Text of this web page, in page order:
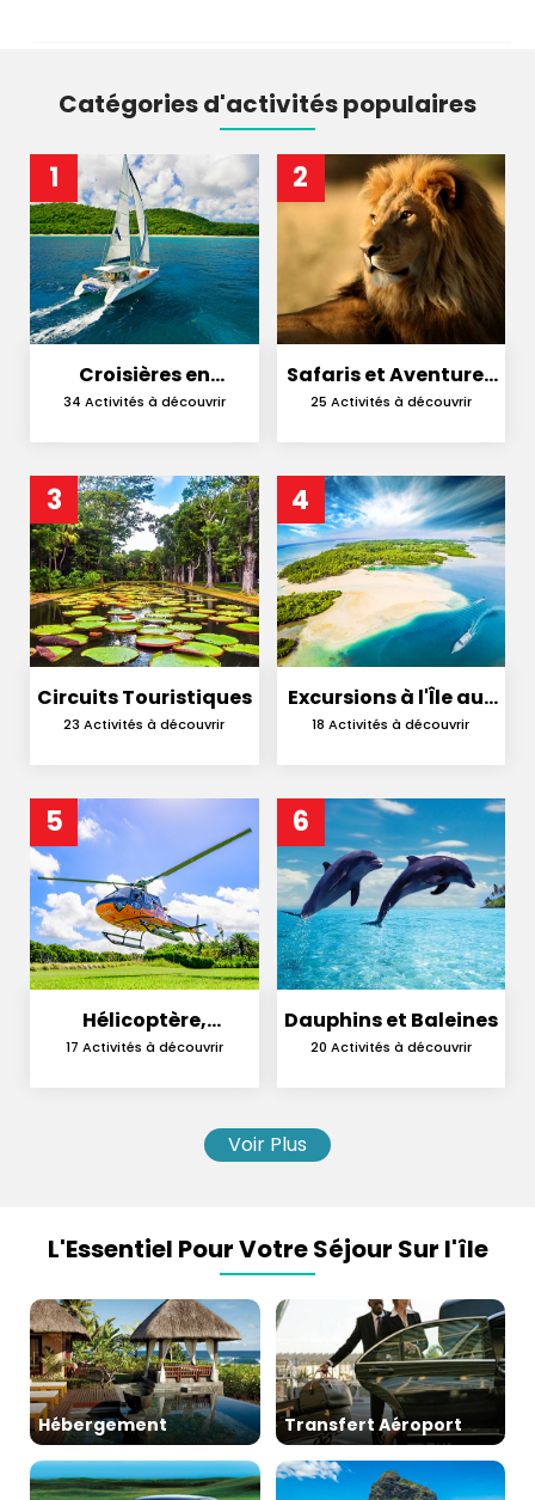
Catégories d'activités populaires
1
Croisières en
Catamaran
34 Activités à découvrir
2
Safaris et Aventures
en Nature
25 Activités à découvrir
3
Circuits Touristiques
23 Activités à découvrir
4
Excursions à l'Île aux
Cerfs
18 Activités à découvrir
5
Hélicoptère,
Hydravion et
17 Activités à découvrir
6
Dauphins et Baleines
20 Activités à découvrir
Voir Plus
L'Essentiel Pour Votre Séjour Sur l'île
Hébergement Transfert Aéroport